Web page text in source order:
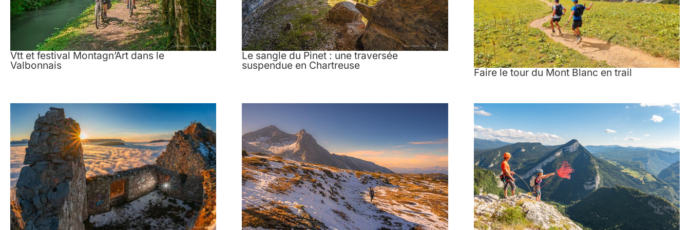
Vtt et festival Montagn’Art dans le
Valbonnais
Le sangle du Pinet : une traversée
suspendue en Chartreuse
Faire le tour du Mont Blanc en trail